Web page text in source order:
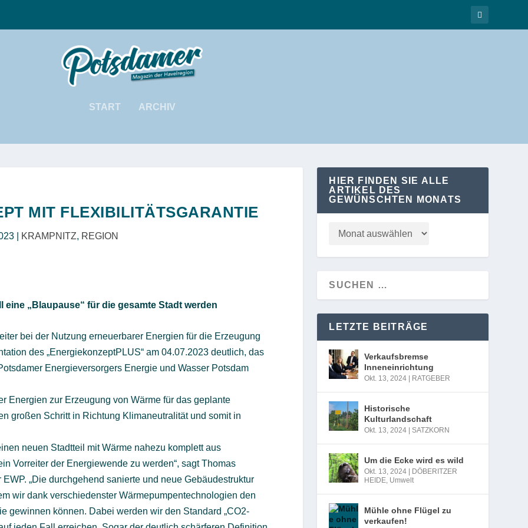
START ARCHIV
MIT FLEXIBILITÄTSGARANTIE
| KRAMPNITZ, REGION
„Blaupause“ für die gesamte Stadt werden
bei der Nutzung erneuerbarer Energien für die Erzeugung
des „EnergiekonzeptPLUS“ am 04.07.2023 deutlich, das
Energieversorgers Energie und Wasser Potsdam
Energien zur Erzeugung von Wärme für das geplante
großen Schritt in Richtung Klimaneutralität und somit in
neuen Stadtteil mit Wärme nahezu komplett aus
Vorreiter der Energiewende zu werden“, sagt Thomas
„Die durchgehend sanierte und neue Gebäudestruktur
wir dank verschiedenster Wärmepumpentechnologien den
gewinnen können. Dabei werden wir den Standard „CO2-
HIER FINDEN SIE ALLE
ARTIKEL DES
GEWÜNSCHTEN MONATS
LETZTE BEITRÄGE
Verkaufsbremse
Inneneinrichtung
Okt. 13, 2024 RATGEBER
Historische
Kulturlandschaft
Okt. 13, 2024 |SATZKORN
Um die Ecke wird es wild
Okt. 13, 2024
DÖBERITZER
HEIDE, Umwelt
Mühle ohne Flügel zu
verkaufen!